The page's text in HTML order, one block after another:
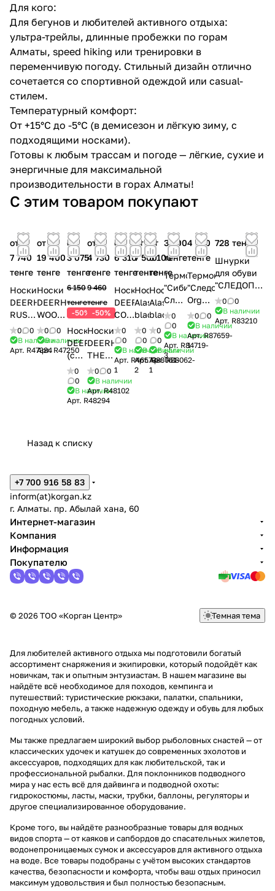
Для кого:
Для бегунов и любителей активного отдыха:
ультра-трейлы, длинные пробежки по горам
Алматы, speed hiking или тренировки в
переменчивую погоду. Стильный дизайн отлично
сочетается со спортивной одеждой или casual-
стилем.
Температурный комфорт:
От +15°C до -5°C (в демисезон и лёгкую зиму, с
подходящими носками).
Готовы к любым трассам и погоде — лёгкие, сухие и
энергичные для максимальной
производительности в горах Алматы!
С этим товаром покупают
от
7 740
тенге
Носки
DEERHUNTER-
RUSKY
(длинные-53см)
(хаки)
0
0
В наличии
Арт. R47384
от
19 400
тенге
Носки
DEERHUNTER-
WOOL
LONG
2-
PACK
0
0
В наличии
Арт. R47250
от
3 075
тенге
6 150
тенге
-50%
Носки
DEERHUNTER
(средние)
(хаки)
0
0
В наличии
Арт. R48294
от
4 730
тенге
9 460
тенге
-50%
Носки
DEERHUNTER-
THERMOLITE
(средние)
(хаки)
0
0
В наличии
Арт.R48102
от
6 310
тенге
Носки
DEERHUNTER-
COOLMAX
(хаки)
0
0
В наличии
Арт. R46573-
1
от
7 500
тенге
Носки
Alaskan,
black
0
0
В наличии
Арт.R88061-
2
от
5 100
тенге
Носки
Alaskan,
black/red
0
0
В наличии
Арт.R88062-
1
3 500
тенге
Термоноски
"Сибирский
Следопыт"
Outdoor
0
0
В наличии
Арт. R84719-
3
4 700
тенге
Термоноски
"Следопыт"
Organic
wool
socks
CAMEL,
0
0
В наличии
Арт.R87659-
1
728 тенге
Шнурки
для обуви
"СЛЕДОПЫТ"
плоские,
цв. черно-
серый,
ширина 0,7
0
0
В наличии
Арт. R83210
Назад к списку
+7 700 916 58 83
inform(at)korgan.kz
г. Алматы. пр. Абылай хана, 60
Интернет-магазин
Компания
Информация
Покупателю
© 2026 ТОО «Корган Центр» Темная тема
Для любителей активного отдыха мы подготовили богатый
ассортимент снаряжения и экипировки, который подойдёт как
новичкам, так и опытным энтузиастам. В нашем магазине вы
найдёте всё необходимое для походов, кемпинга и
путешествий: туристические рюкзаки, палатки, спальники,
походную мебель, а также надежную одежду и обувь для любых
погодных условий.
Мы также предлагаем широкий выбор рыболовных снастей — от
классических удочек и катушек до современных эхолотов и
аксессуаров, подходящих для как любительской, так и
профессиональной рыбалки. Для поклонников подводного
мира у нас есть всё для дайвинга и подводной охоты:
гидрокостюмы, ласты, маски, трубки, баллоны, регуляторы и
другое специализированное оборудование.
Кроме того, вы найдёте разнообразные товары для водных
видов спорта — от каяков и сапбордов до спасательных жилетов,
водонепроницаемых сумок и аксессуаров для активного отдыха
на воде. Все товары подобраны с учётом высоких стандартов
качества, безопасности и комфорта, чтобы ваш отдых приносил
максимум удовольствия и был полностью безопасным.